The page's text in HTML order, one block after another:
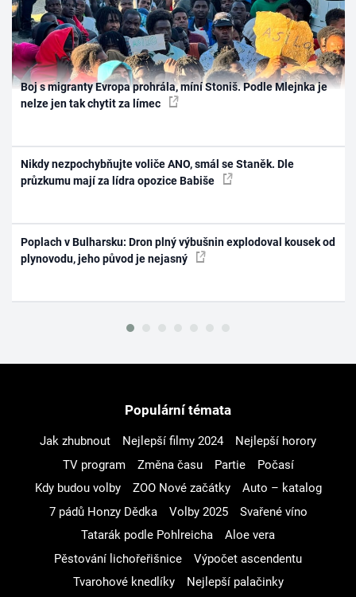
Boj s migranty Evropa prohrála, míní Stoniš. Podle Mlejnka je
nelze jen tak chytit za límec
Nikdy nezpochybňujte voliče ANO, smál se Staněk. Dle
průzkumu mají za lídra opozice Babiše
Poplach v Bulharsku: Dron plný výbušnin explodoval kousek od
plynovodu, jeho původ je nejasný
Populární témata
Jak zhubnout Nejlepší filmy 2024
Nejlepší horory
TV program
Změna času Partie
Počasí
Kdy budou volby
ZOO Nové začátky
Auto – katalog
7 pádů Honzy Dědka
Volby 2025
Svařené víno
Tatarák podle Pohlreicha
Aloe vera
Pěstování lichořeřišnice
Výpočet ascendentu
Tvarohové knedlíky
Nejlepší palačinky